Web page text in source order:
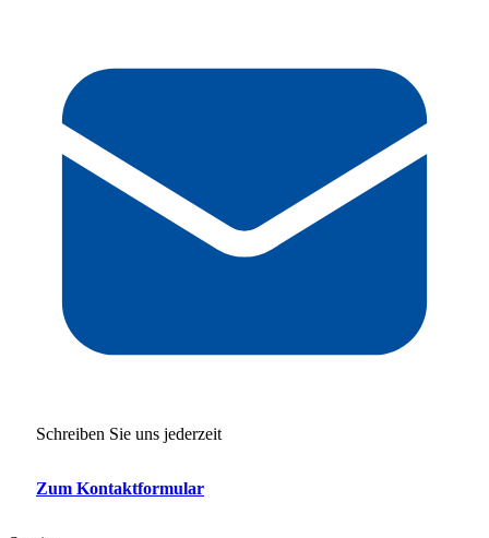
Schreiben Sie uns jederzeit
Zum Kontaktformular